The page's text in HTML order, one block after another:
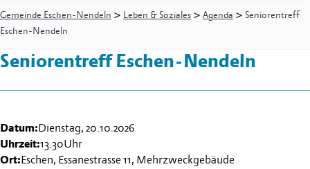
Gemeinde Eschen-Nendeln > Leben & Soziales > Agenda > Seniorentreff
Eschen-Nendeln
Seniorentreff Eschen-Nendeln
Datum:Dienstag, 20.10.2026
Uhrzeit:13.30Uhr
Ort:Eschen, Essanestrasse 11, Mehrzweckgebäude